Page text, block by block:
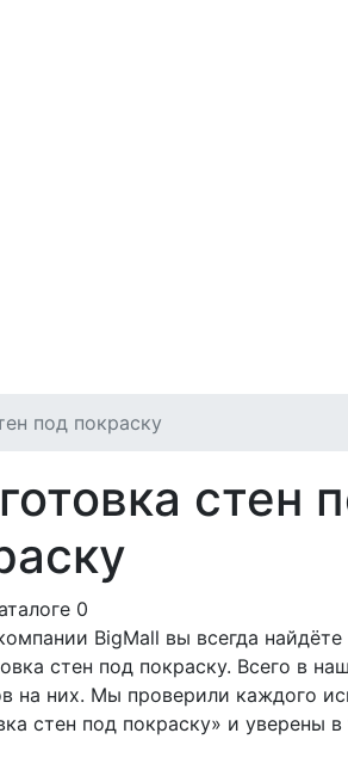
под покраску
стен
0
BigMall вы всегда
стен под покраску. Всего в
на них. Мы проверили каждого
стен под покраску» и уверены